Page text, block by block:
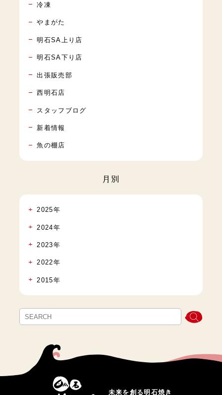
冷凍
やまがた
明石SA上り店
明石SA下り店
出張販売部
西明石店
スタッフブログ
新着情報
魚の棚店
月別
2025年
2024年
2023年
2022年
2015年
未来を創る明石焼き